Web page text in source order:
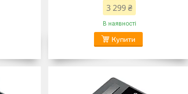
3 299 ₴
В наявності
Купити